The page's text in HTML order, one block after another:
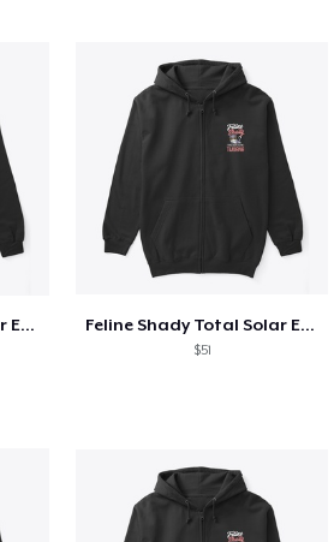
Feline Shady Total Solar Eclipse Texas Feline Shady Total Solar Eclipse Tijuana
$51